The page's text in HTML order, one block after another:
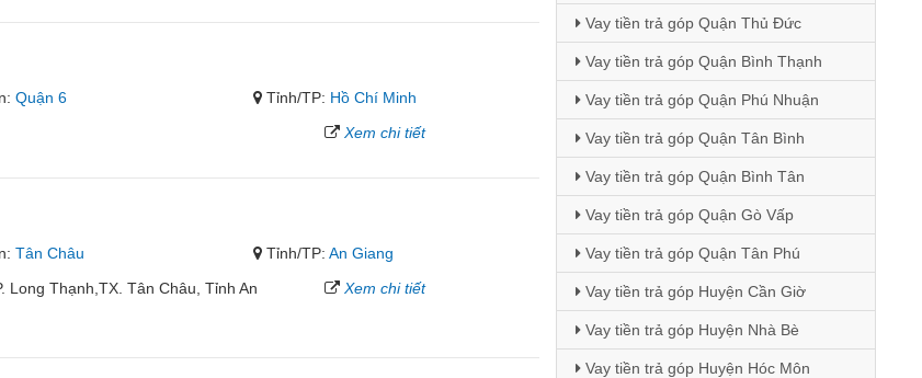
Quận 6 Tỉnh/TP: Hồ Chí Minh
Xem chi tiết
Tân Châu Tỉnh/TP:An Giang
Long Thạnh,TX. Tân Châu, Tỉnh An
Xem chi tiết
Vay tiền trả góp Quận Thủ Đức
Vay tiền trả góp Quận Bình Thạnh
Vay tiền trả góp Quận Phú Nhuận
Vay tiền trả góp Quận Tân Bình
Vay tiền trả góp Quận Bình Tân
Vay tiền trả góp Quận Gò Vấp
Vay tiền trả góp Quận Tân Phú
Vay tiền trả góp Huyện Cần Giờ
Vay tiền trả góp Huyện Nhà Bè
Vay tiền trả góp Huyện Hóc Môn